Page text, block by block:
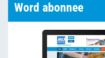
Word abonnee